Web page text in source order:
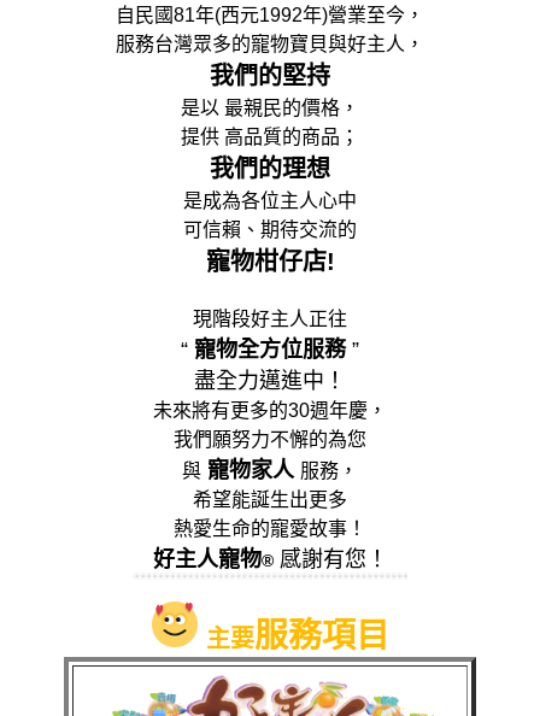
自民國81年(西元1992年)營業至今，
服務台灣眾多的寵物寶貝與好主人，
我們的堅持
是以 最親民的價格，
提供 高品質的商品；
我們的理想
是成為各位主人心中
可信賴、期待交流的
寵物柑仔店!
現階段好主人正往
“ 寵物全方位服務”
盡全力邁進中！
未來將有更多的30週年慶，
我們願努力不懈的為您
與 寵物家人 服務，
希望能誕生出更多
熱愛生命的寵愛故事 ！
好主人寵物®感謝有您！
主要服務項目